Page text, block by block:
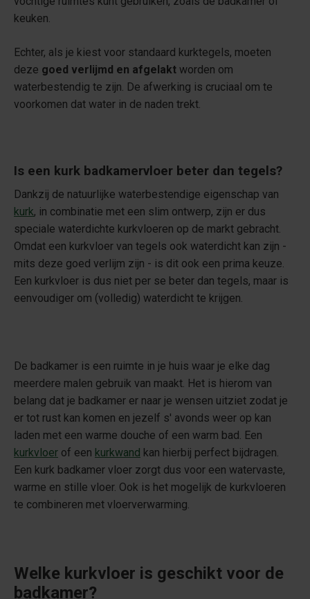
keuken.
Echter, als je kiest voor standaard kurktegels, moeten
deze goed verlijmd en afgelakt worden om
waterbestendig te zijn. De afwerking is cruciaal om te
voorkomen dat water in de naden trekt.
Is een kurk badkamervloer beter dan tegels?
Dankzij de natuurlijke waterbestendige eigenschap van
kurk, in combinatie met een slim ontwerp, zijn er dus
speciale waterdichte kurkvloeren op de markt gebracht.
Omdat een kurkvloer van tegels ook waterdicht kan zijn -
mits deze goed verlijm zijn - is dit ook een prima keuze.
Een kurkvloer is dus niet per se beter dan tegels, maar is
eenvoudiger om (volledig) waterdicht te krijgen.
De badkamer is een ruimte in je huis waar je elke dag
meerdere malen gebruik van maakt. Het is hierom van
belang dat je badkamer er naar je wensen uitziet zodat je
er tot rust kan komen en jezelf s' avonds weer op kan
laden met een warme douche of een warm bad. Een
kurkvloer of een kurkwand kan hierbij perfect bijdragen.
Een kurk badkamer vloer zorgt dus voor een watervaste,
warme en stille vloer. Ook is het mogelijk de kurkvloeren
te combineren met vloerverwarming.
Welke kurkvloer is geschikt voor de
badkamer?